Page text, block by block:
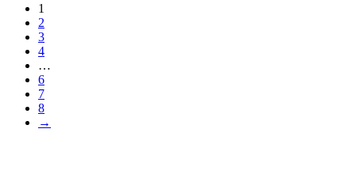
1
2
3
4
…
6
7
8
→